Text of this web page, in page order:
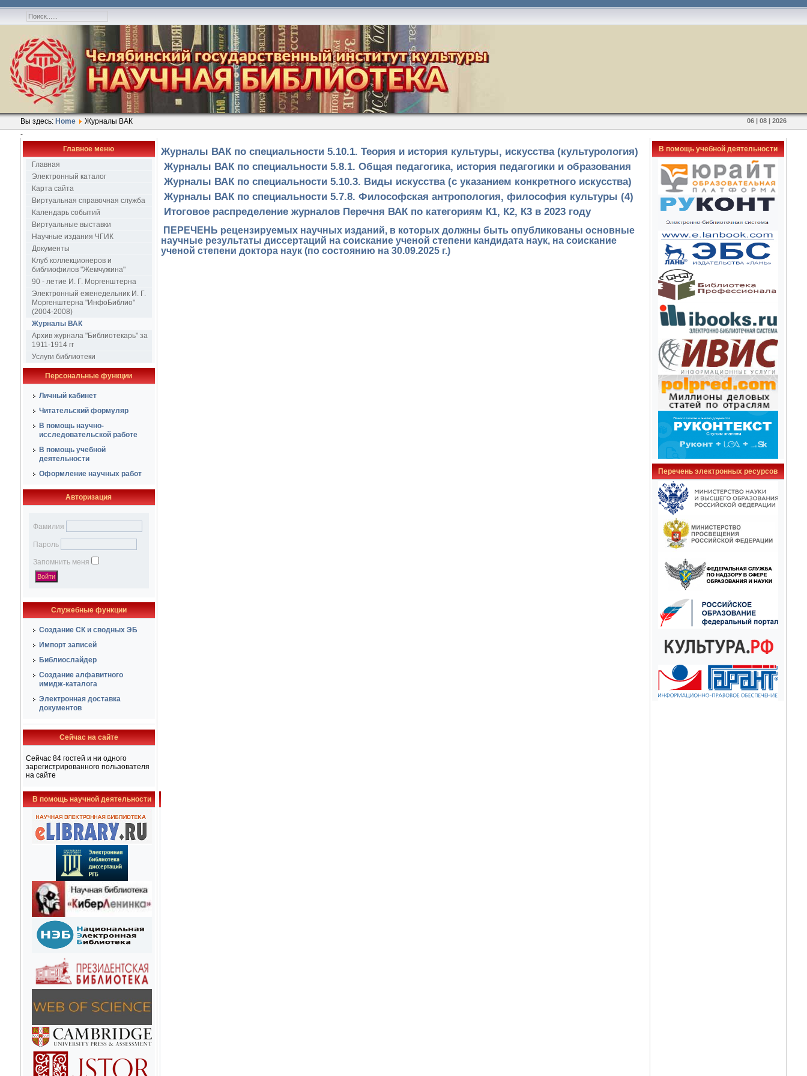
Вы здесь: Home Журналы ВАК 06 | 08 | 2026
-
Главное меню
Главная
Электронный каталог
Карта сайта
Виртуальная справочная служба
Календарь событий
Виртуальные выставки
Научные издания ЧГИК
Документы
Клуб коллекционеров и
библиофилов "Жемчужина"
90 - летие И. Г. Моргенштерна
Электронный еженедельник И. Г.
Моргенштерна "ИнфоБиблио"
(2004-2008)
Журналы ВАК
Архив журнала "Библиотекарь" за
1911-1914 гг
Услуги библиотеки
Персональные функции
Личный кабинет
Читательский формуляр
В помощь научно-
исследовательской работе
В помощь учебной
деятельности
Оформление научных работ
Авторизация
Фамилия
Пароль
Запомнить меня
Служебные функции
Создание СК и сводных ЭБ
Импорт записей
Библиослайдер
Создание алфавитного
имидж-каталога
Электронная доставка
документов
Сейчас на сайте
Сейчас 84 гостей и ни одного
зарегистрированного пользователя
на сайте
В помощь научной деятельности
Журналы ВАК по специальности 5.10.1. Теория и история культуры, искусства (культурология)
Журналы ВАК по специальности 5.8.1. Общая педагогика, история педагогики и образования
Журналы ВАК по специальности 5.10.3. Виды искусства (с указанием конкретного искусства)
Журналы ВАК по специальности 5.7.8. Философская антропология, философия культуры (4)
Итоговое распределение журналов Перечня ВАК по категориям К1, К2, К3 в 2023 году
ПЕРЕЧЕНЬ рецензируемых научных изданий, в которых должны быть опубликованы основные
научные результаты диссертаций на соискание ученой степени кандидата наук, на соискание
ученой степени доктора наук (по состоянию на 30.09.2025 г.)
В помощь учебной деятельности
Перечень электронных ресурсов